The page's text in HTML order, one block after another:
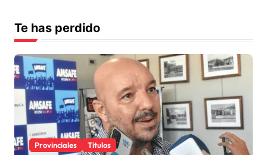
Te has perdido
Provinciales Titulos